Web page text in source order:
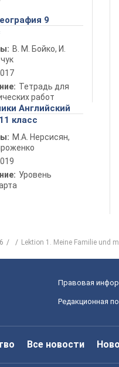
9
В. М. Бойко, И.
Тетрадь для
работ
Английский
класс
М.А. Нерсисян,
Уровень
Lektion 1. Meine Familie und
Правовая
Редакционная
Все новости